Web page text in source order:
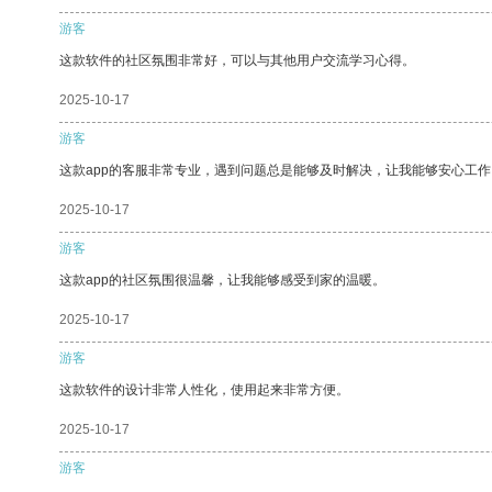
游客
这款软件的社区氛围非常好，可以与其他用户交流学习心得。
2025-10-17
游客
这款app的客服非常专业，遇到问题总是能够及时解决，让我能够安心工
2025-10-17
游客
这款app的社区氛围很温馨，让我能够感受到家的温暖。
2025-10-17
游客
这款软件的设计非常人性化，使用起来非常方便。
2025-10-17
游客